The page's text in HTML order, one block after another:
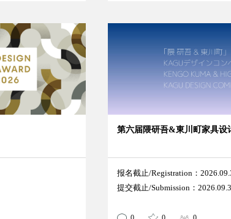
第六届隈研吾&東川町家具设
报名截止/Registration：
提交截止/Submission：